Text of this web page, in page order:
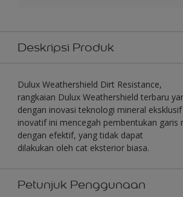
Deskripsi Produk
Dulux Weathershield Dirt Resistance,
rangkaian Dulux Weathershield terbaru
dengan inovasi teknologi mineral
inovatif ini mencegah pembentukan garis
dengan efektif, yang tidak dapat
dilakukan oleh cat eksterior biasa.
Petunjuk Penggunaan